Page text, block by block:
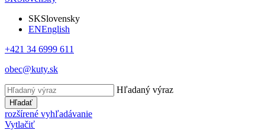
SKSlovensky
ENEnglish
+421 34 6999 611
obec@kuty.sk
Hľadaný výraz
Hľadať
rozšírené vyhľadávanie
Vytlačiť